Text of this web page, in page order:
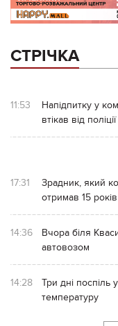
СТРІЧКА
11:53
Напідпитку у
втікав від
17:31
Зрадник, який
отримав 15 років
14:36
Вчора біля
автовозом
14:28
Три дні поспіль
температуру